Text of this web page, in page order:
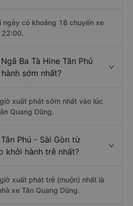
ngày có khoảng 18 chuyến xe
Ba Tà Hine Tân Phú
sớm nhất?
xuất phát sớm nhất vào lúc
Quang Dũng.
Phú - Sài Gòn từ
khởi hành trễ nhất?
xuất phát trễ (muộn) nhất là
xe Tân Quang Dũng.